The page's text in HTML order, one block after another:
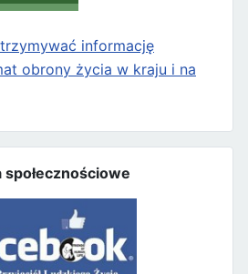
informację
obrony życia w kraju i na
społecznościowe